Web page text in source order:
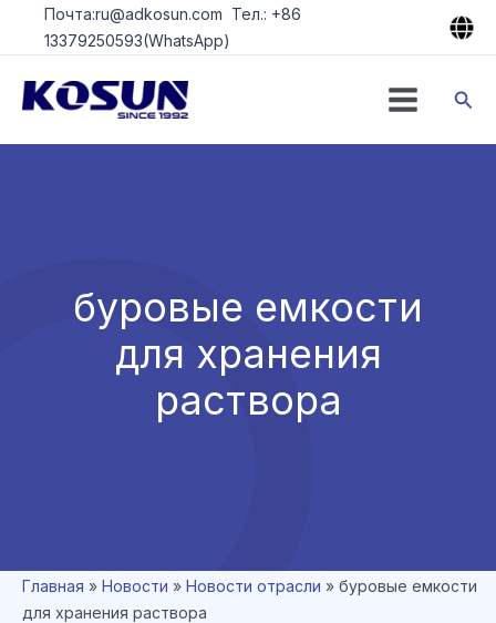
ПерейтиПочта:ru@adkosun.com Тел.: +86
13379250593(WhatsApp)
буровые емкости
для хранения
раствора
Главная » Новости » Новости отрасли » буровые емкости
для хранения раствора